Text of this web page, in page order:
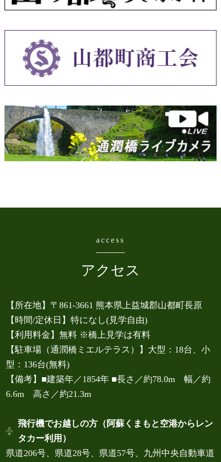
access
アクセス
【所在地】〒861-3661 熊本県上益城郡山都町長原
【時間/定休日】特になし(見学自由)
【利用料金】無料 ※橋上見学は有料
【駐車場（通潤橋ミエルテラス）】大型：18台、小
型：136台(無料)
【備考】■建築年／1854年 ■長さ／約78.0m 幅／約
6.6m 高さ／約21.3m
飛行機でお越しの方（阿蘇くまもと空港からレン
タカー利用）
県道206号、県道28号、県道57号、九州中央自動車道